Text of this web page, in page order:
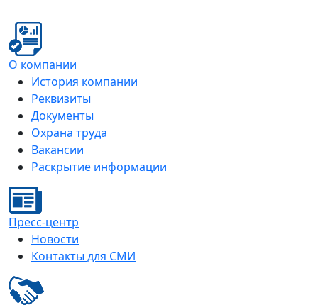
О компании
История компании
Реквизиты
Документы
Охрана труда
Вакансии
Раскрытие информации
Пресс-центр
Новости
Контакты для СМИ